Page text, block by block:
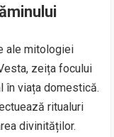
ale mitologiei
zeița focului
în viața domestică.
ritualuri
divinităților.